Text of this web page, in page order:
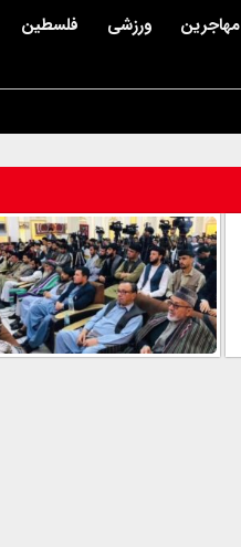
مهاجرین ورزشی فلسطین